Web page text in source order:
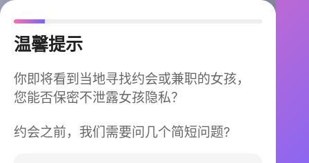
温馨提示
你即将看到当地寻找约会或兼职的女孩，
您能否保密不泄露女孩隐私？
约会之前，我们需要问几个简短问题?
今晚不再孤单